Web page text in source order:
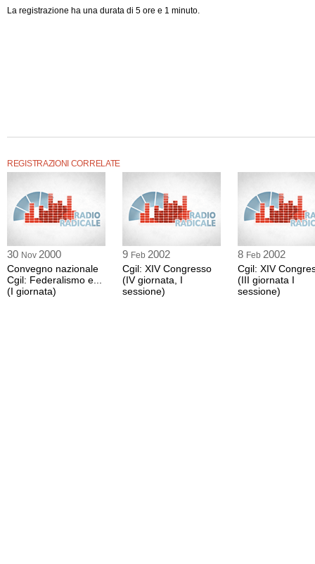
La registrazione ha una durata di 5 ore e 1 minuto.
REGISTRAZIONI CORRELATE
30 Nov 2000
Convegno nazionale
Cgil: Federalismo e...
(I giornata)
9 Feb 2002
Cgil: XIV Congresso
(IV giornata, I
sessione)
8 Feb 2002
Cgil: XIV
(III giornata I
sessione)